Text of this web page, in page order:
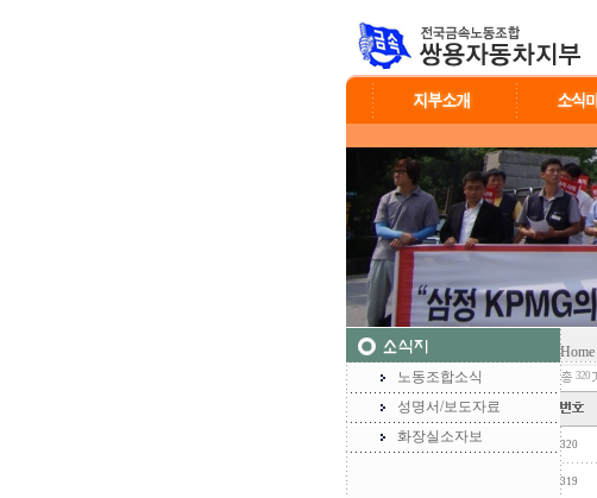
노동조합소식
성명서/보도자료
화장실소자보
Home
320
320
319